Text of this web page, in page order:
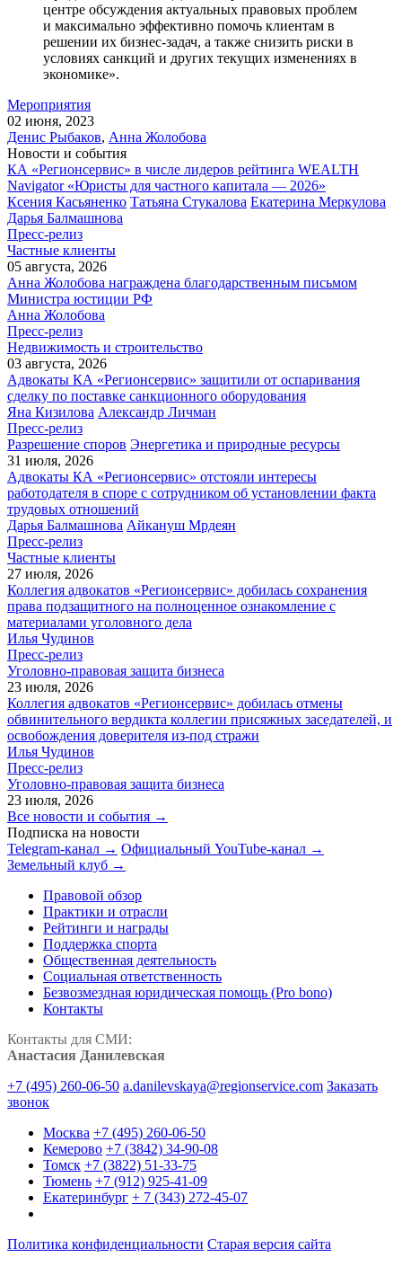
центре обсуждения актуальных правовых проблем
и максимально эффективно помочь клиентам в
решении их бизнес-задач, а также снизить риски в
условиях санкций и других текущих изменениях в
экономике».
Мероприятия
02 июня, 2023
Денис Рыбаков, Анна Жолобова
Новости и события
КА «Регионсервис» в числе лидеров рейтинга WEALTH
Navigator «Юристы для частного капитала — 2026»
Ксения Касьяненко Татьяна Стукалова Екатерина Меркулова
Дарья Балмашнова
Пресс-релиз
Частные клиенты
05 августа, 2026
Анна Жолобова награждена благодарственным письмом
Министра юстиции РФ
Анна Жолобова
Пресс-релиз
Недвижимость и строительство
03 августа, 2026
Адвокаты КА «Регионсервис» защитили от оспаривания
сделку по поставке санкционного оборудования
Яна Кизилова Александр Личман
Пресс-релиз
Разрешение споров Энергетика и природные ресурсы
31 июля, 2026
Адвокаты КА «Регионсервис» отстояли интересы
работодателя в споре с сотрудником об установлении факта
трудовых отношений
Дарья Балмашнова Айкануш Мрдеян
Пресс-релиз
Частные клиенты
27 июля, 2026
Коллегия адвокатов «Регионсервис» добилась сохранения
права подзащитного на полноценное ознакомление с
материалами уголовного дела
Илья Чудинов
Пресс-релиз
Уголовно-правовая защита бизнеса
23 июля, 2026
Коллегия адвокатов «Регионсервис» добилась отмены
обвинительного вердикта коллегии присяжных заседателей, и
освобождения доверителя из-под стражи
Илья Чудинов
Пресс-релиз
Уголовно-правовая защита бизнеса
23 июля, 2026
Все новости и события →
Подписка на новости
Telegram-канал → Официальный YouTube-канал →
Земельный клуб →
Правовой обзор
Практики и отрасли
Рейтинги и награды
Поддержка спорта
Общественная деятельность
Социальная ответственность
Безвозмездная юридическая помощь (Pro bono)
Контакты
Контакты для СМИ:
Анастасия Данилевская
+7 (495) 260-06-50 a.danilevskaya@regionservice.com Заказать
звонок
Москва +7 (495) 260-06-50
Кемерово +7 (3842) 34-90-08
Томск +7 (3822) 51-33-75
Тюмень +7 (912) 925-41-09
Екатеринбург + 7 (343) 272-45-07
Политика конфиденциальности Старая версия сайта